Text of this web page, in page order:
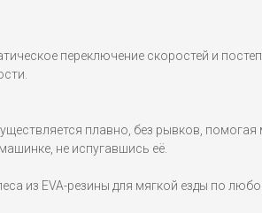
переключение скоростей и
плавно, без рывков,
не испугавшись её.
из EVA-резины для мягкой езды по